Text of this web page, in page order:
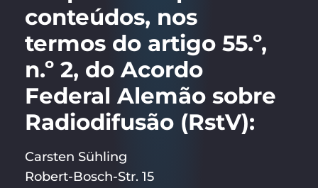
conteúdos, nos
termos do artigo 55.º,
n.º 2, do Acordo
Federal Alemão sobre
Radiodifusão (RstV):
Carsten Sühling
Robert-Bosch-Str. 15